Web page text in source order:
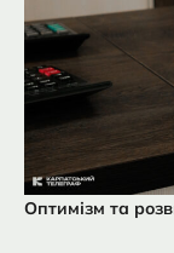
Оптимізм та